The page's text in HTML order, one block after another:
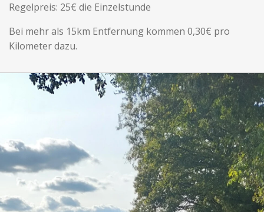
Regelpreis: 25€ die Einzelstunde
Bei mehr als 15km Entfernung kommen 0,30€ pro
Kilometer dazu.